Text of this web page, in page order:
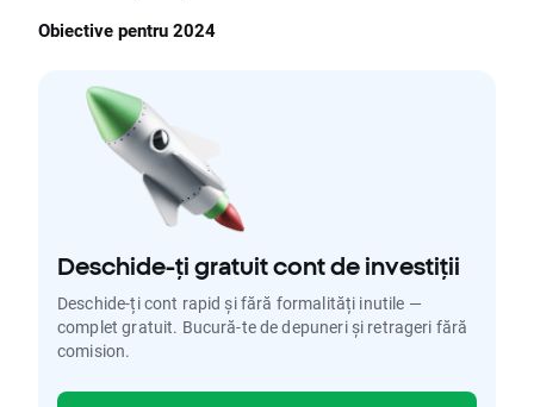
Obiective pentru 2024
Deschide-ți gratuit cont de investiții
Deschide-ți cont rapid și fără formalități inutile —
complet gratuit. Bucură-te de depuneri și retrageri fără
comision.